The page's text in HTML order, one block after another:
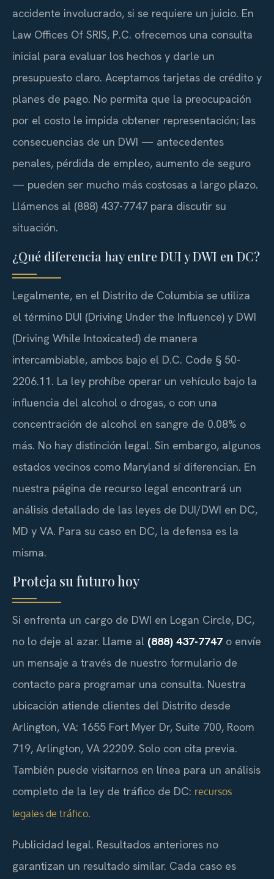
accidente involucrado, si se requiere un juicio. En
Law Offices Of SRIS, P.C. ofrecemos una consulta
inicial para evaluar los hechos y darle un
presupuesto claro. Aceptamos tarjetas de crédito y
planes de pago. No permita que la preocupación
por el costo le impida obtener representación; las
consecuencias de un DWI — antecedentes
penales, pérdida de empleo, aumento de seguro
— pueden ser mucho más costosas a largo plazo.
Llámenos al (888) 437-7747 para discutir su
situación.
¿Qué diferencia hay entre DUI y DWI en DC?
Legalmente, en el Distrito de Columbia se utiliza
el término DUI (Driving Under the Influence) y DWI
(Driving While Intoxicated) de manera
intercambiable, ambos bajo el D.C. Code § 50-
2206.11. La ley prohíbe operar un vehículo bajo la
influencia del alcohol o drogas, o con una
concentración de alcohol en sangre de 0.08% o
más. No hay distinción legal. Sin embargo, algunos
estados vecinos como Maryland sí diferencian. En
nuestra página de recurso legal encontrará un
análisis detallado de las leyes de DUI/DWI en DC,
MD y VA. Para su caso en DC, la defensa es la
misma.
Proteja su futuro hoy
Si enfrenta un cargo de DWI en Logan Circle, DC,
no lo deje al azar. Llame al (888) 437-7747 o envíe
un mensaje a través de nuestro formulario de
contacto para programar una consulta. Nuestra
ubicación atiende clientes del Distrito desde
Arlington, VA: 1655 Fort Myer Dr, Suite 700, Room
719, Arlington, VA 22209. Solo con cita previa.
También puede visitarnos en línea para un análisis
completo de la ley de tráfico de DC: recursos
legales de tráfico.
Publicidad legal. Resultados anteriores no
garantizan un resultado similar. Cada caso es